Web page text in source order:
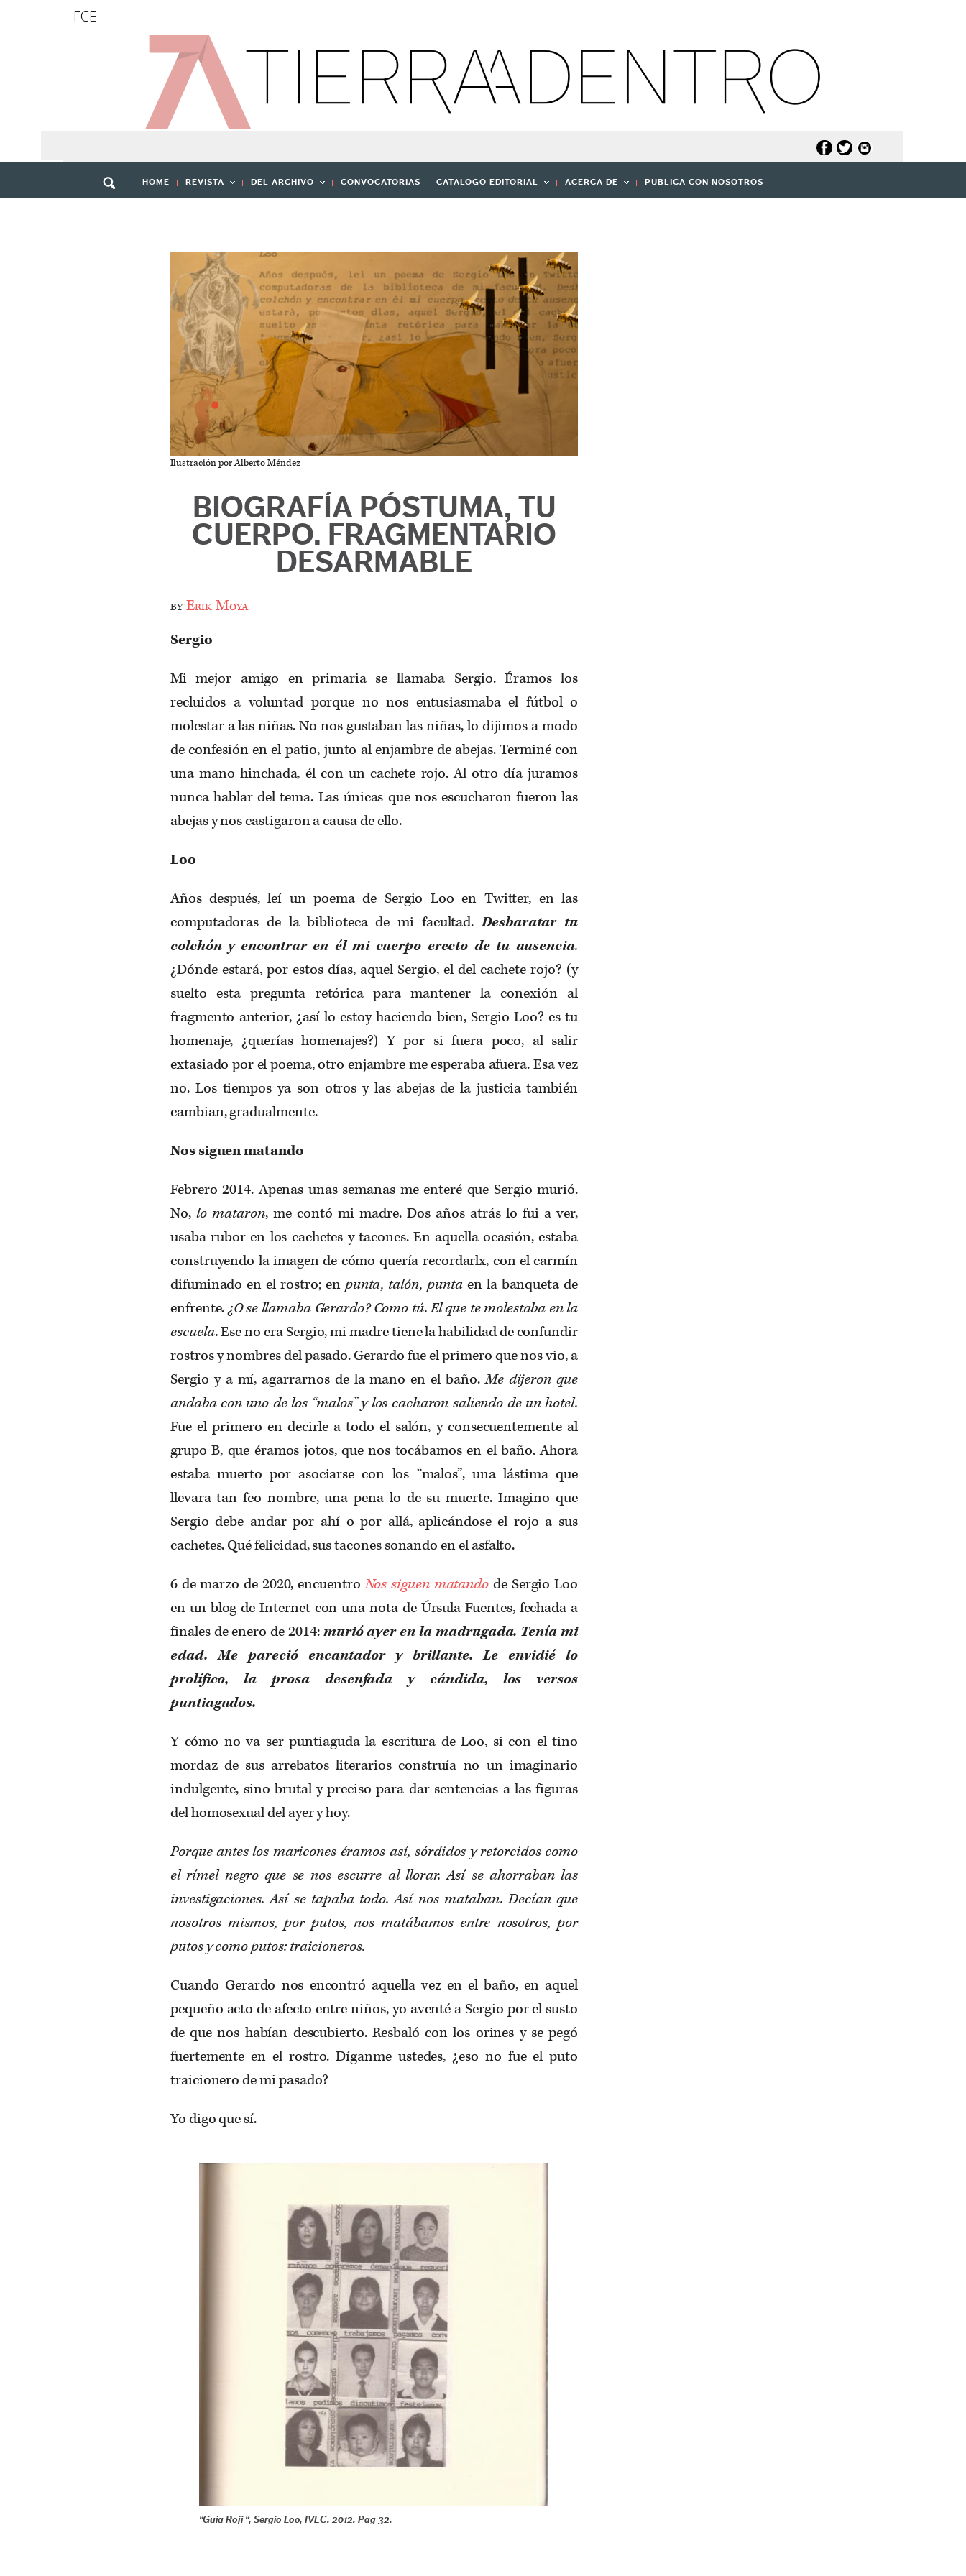
FCE
HOME REVISTA DEL ARCHIVO CONVOCATORIAS CATÁLOGO EDITORIAL ACERCA DE PUBLICA CON NOSOTROS
Ilustración por Alberto Méndez
BIOGRAFÍA PÓSTUMA, TU
CUERPO. FRAGMENTARIO
DESARMABLE
byErik Moya
Sergio
Mi mejor amigo en primaria se llamaba Sergio. Éramos los
recluidos a voluntad porque no nos entusiasmaba el fútbol o
molestar a las niñas. No nos gustaban las niñas, lo dijimos a modo
de confesión en el patio, junto al enjambre de abejas. Terminé con
una mano hinchada, él con un cachete rojo. Al otro día juramos
nunca hablar del tema. Las únicas que nos escucharon fueron las
abejas y nos castigaron a causa de ello.
Loo
Años después, leí un poema de Sergio Loo en Twitter, en las
computadoras de la biblioteca de mi facultad.Desbaratar tu
colchón y encontrar en él mi cuerpo erecto de tu ausencia.
¿Dónde estará, por estos días, aquel Sergio, el del cachete rojo? (y
suelto esta pregunta retórica para mantener la conexión al
fragmento anterior, ¿así lo estoy haciendo bien, Sergio Loo? es tu
homenaje, ¿querías homenajes?) Y por si fuera poco, al salir
extasiado por el poema, otro enjambre me esperaba afuera. Esa vez
no. Los tiempos ya son otros y las abejas de la justicia también
cambian, gradualmente.
Nos siguen matando
Febrero 2014. Apenas unas semanas me enteré que Sergio murió.
No,lo mataron, me contó mi madre. Dos años atrás lo fui a ver,
usaba rubor en los cachetes y tacones. En aquella ocasión, estaba
construyendo la imagen de cómo quería recordarlx, con el carmín
difuminado en el rostro; en punta, talón, punta en la banqueta de
enfrente.¿O se llamaba Gerardo? Como tú. El que te molestaba en la
escuela.Ese no era Sergio, mi madre tiene la habilidad de confundir
rostros y nombres del pasado. Gerardo fue el primero que nos vio, a
Sergio y a mí, agarrarnos de la mano en el baño.Me dijeron que
andaba con uno de los “malos” y los cacharon saliendo de un hotel.
Fue el primero en decirle a todo el salón, y consecuentemente al
grupo B, que éramos jotos, que nos tocábamos en el baño. Ahora
estaba muerto por asociarse con los “malos”, una lástima que
llevara tan feo nombre, una pena lo de su muerte. Imagino que
Sergio debe andar por ahí o por allá, aplicándose el rojo a sus
cachetes. Qué felicidad, sus tacones sonando en el asfalto.
6 de marzo de 2020, encuentroNos siguen matando de Sergio Loo
en un blog de Internet con una nota de Úrsula Fuentes, fechada a
finales de enero de 2014:murió ayer en la madrugada. Tenía mi
edad. Me pareció encantador y brillante. Le envidié lo
prolífico, la prosa desenfada y cándida, los versos
puntiagudos.
Y cómo no va ser puntiaguda la escritura de Loo, si con el tino
mordaz de sus arrebatos literarios construía no un imaginario
indulgente, sino brutal y preciso para dar sentencias a las figuras
del homosexual del ayer y hoy.
Porque antes los maricones éramos así, sórdidos y retorcidos como
el rímel negro que se nos escurre al llorar. Así se ahorraban las
investigaciones. Así se tapaba todo. Así nos mataban. Decían que
nosotros mismos, por putos, nos matábamos entre nosotros, por
putos y como putos: traicioneros.
Cuando Gerardo nos encontró aquella vez en el baño, en aquel
pequeño acto de afecto entre niños, yo aventé a Sergio por el susto
de que nos habían descubierto. Resbaló con los orines y se pegó
fuertemente en el rostro. Díganme ustedes, ¿eso no fue el puto
traicionero de mi pasado?
Yo digo que sí.
“Guía Roji “, Sergio Loo, IVEC. 2012. Pag 32.